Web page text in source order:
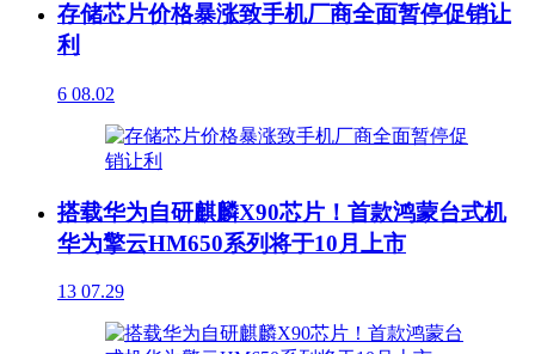
存储芯片价格暴涨致手机厂商全面暂停促销让
利
6 08.02
搭载华为自研麒麟X90芯片！首款鸿蒙台式机
华为擎云HM650系列将于10月上市
13 07.29